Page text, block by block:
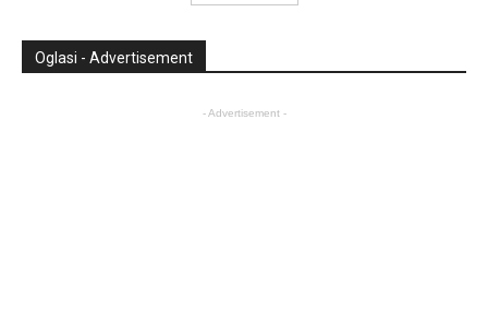
Oglasi - Advertisement
- Advertisement -